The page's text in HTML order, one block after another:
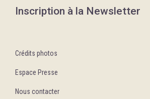
Inscription à la Newsletter
Crédits photos
Espace Presse
Nous contacter